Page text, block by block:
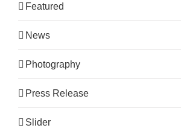
Featured
News
Photography
Press Release
Slider